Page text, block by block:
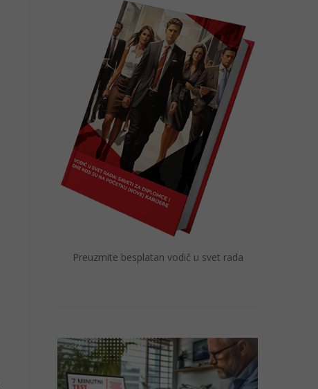
Preuzmite besplatan vodič u svet rada